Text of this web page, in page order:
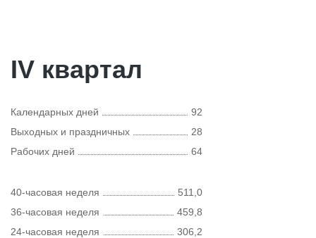
IV квартал
Календарных дней
92
Выходных и праздничных
28
Рабочих дней
64
40-часовая неделя
511,0
36-часовая неделя
459,8
24-часовая неделя
306,2